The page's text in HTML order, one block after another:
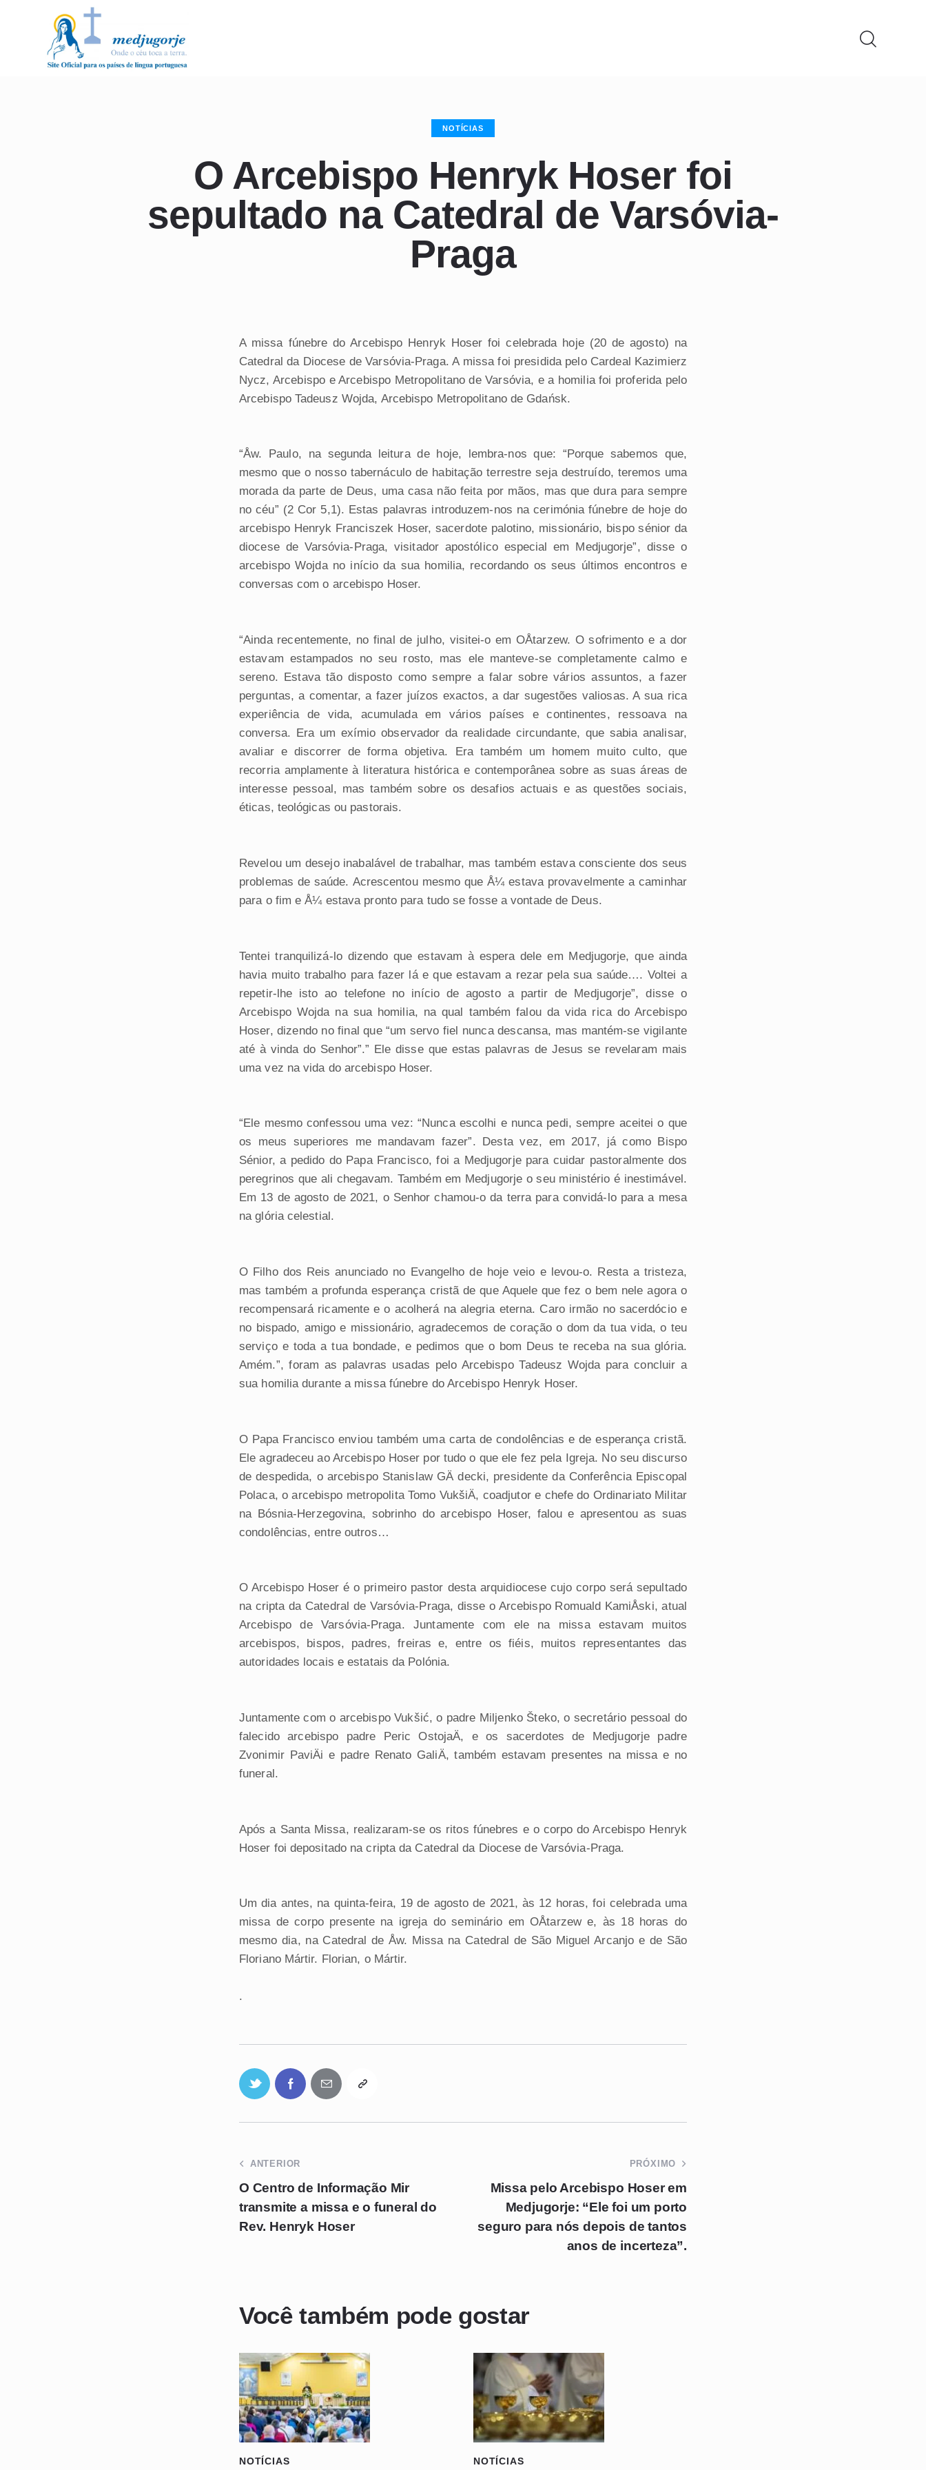
NOTÍCIAS
O Arcebispo Henryk Hoser foi
sepultado na Catedral de Varsóvia-
Praga
A missa fúnebre do Arcebispo Henryk Hoser foi celebrada hoje (20 de agosto) na
Catedral da Diocese de Varsóvia-Praga. A missa foi presidida pelo Cardeal Kazimierz
Nycz, Arcebispo e Arcebispo Metropolitano de Varsóvia, e a homilia foi proferida pelo
Arcebispo Tadeusz Wojda, Arcebispo Metropolitano de Gdańsk.
“Åw. Paulo, na segunda leitura de hoje, lembra-nos que: “Porque sabemos que,
mesmo que o nosso tabernáculo de habitação terrestre seja destruído, teremos uma
morada da parte de Deus, uma casa não feita por mãos, mas que dura para sempre
no céu” (2 Cor 5,1). Estas palavras introduzem-nos na cerimónia fúnebre de hoje do
arcebispo Henryk Franciszek Hoser, sacerdote palotino, missionário, bispo sénior da
diocese de Varsóvia-Praga, visitador apostólico especial em Medjugorje”, disse o
arcebispo Wojda no início da sua homilia, recordando os seus últimos encontros e
conversas com o arcebispo Hoser.
“Ainda recentemente, no final de julho, visitei-o em OÅtarzew. O sofrimento e a dor
estavam estampados no seu rosto, mas ele manteve-se completamente calmo e
sereno. Estava tão disposto como sempre a falar sobre vários assuntos, a fazer
perguntas, a comentar, a fazer juízos exactos, a dar sugestões valiosas. A sua rica
experiência de vida, acumulada em vários países e continentes, ressoava na
conversa. Era um exímio observador da realidade circundante, que sabia analisar,
avaliar e discorrer de forma objetiva. Era também um homem muito culto, que
recorria amplamente à literatura histórica e contemporânea sobre as suas áreas de
interesse pessoal, mas também sobre os desafios actuais e as questões sociais,
éticas, teológicas ou pastorais.
Revelou um desejo inabalável de trabalhar, mas também estava consciente dos seus
problemas de saúde. Acrescentou mesmo que Å¼ estava provavelmente a caminhar
para o fim e Å¼ estava pronto para tudo se fosse a vontade de Deus.
Tentei tranquilizá-lo dizendo que estavam à espera dele em Medjugorje, que ainda
havia muito trabalho para fazer lá e que estavam a rezar pela sua saúde…. Voltei a
repetir-lhe isto ao telefone no início de agosto a partir de Medjugorje”, disse o
Arcebispo Wojda na sua homilia, na qual também falou da vida rica do Arcebispo
Hoser, dizendo no final que “um servo fiel nunca descansa, mas mantém-se vigilante
até à vinda do Senhor”.” Ele disse que estas palavras de Jesus se revelaram mais
uma vez na vida do arcebispo Hoser.
“Ele mesmo confessou uma vez: “Nunca escolhi e nunca pedi, sempre aceitei o que
os meus superiores me mandavam fazer”. Desta vez, em 2017, já como Bispo
Sénior, a pedido do Papa Francisco, foi a Medjugorje para cuidar pastoralmente dos
peregrinos que ali chegavam. Também em Medjugorje o seu ministério é inestimável.
Em 13 de agosto de 2021, o Senhor chamou-o da terra para convidá-lo para a mesa
na glória celestial.
O Filho dos Reis anunciado no Evangelho de hoje veio e levou-o. Resta a tristeza,
mas também a profunda esperança cristã de que Aquele que fez o bem nele agora o
recompensará ricamente e o acolherá na alegria eterna. Caro irmão no sacerdócio e
no bispado, amigo e missionário, agradecemos de coração o dom da tua vida, o teu
serviço e toda a tua bondade, e pedimos que o bom Deus te receba na sua glória.
Amém.”, foram as palavras usadas pelo Arcebispo Tadeusz Wojda para concluir a
sua homilia durante a missa fúnebre do Arcebispo Henryk Hoser.
O Papa Francisco enviou também uma carta de condolências e de esperança cristã.
Ele agradeceu ao Arcebispo Hoser por tudo o que ele fez pela Igreja. No seu discurso
de despedida, o arcebispo Stanislaw GÄ decki, presidente da Conferência Episcopal
Polaca, o arcebispo metropolita Tomo VukšiÄ, coadjutor e chefe do Ordinariato Militar
na Bósnia-Herzegovina, sobrinho do arcebispo Hoser, falou e apresentou as suas
condolências, entre outros…
O Arcebispo Hoser é o primeiro pastor desta arquidiocese cujo corpo será sepultado
na cripta da Catedral de Varsóvia-Praga, disse o Arcebispo Romuald KamiÅski, atual
Arcebispo de Varsóvia-Praga. Juntamente com ele na missa estavam muitos
arcebispos, bispos, padres, freiras e, entre os fiéis, muitos representantes das
autoridades locais e estatais da Polónia.
Juntamente com o arcebispo Vukšić, o padre Miljenko Šteko, o secretário pessoal do
falecido arcebispo padre Peric OstojaÄ, e os sacerdotes de Medjugorje padre
Zvonimir PaviÄi e padre Renato GaliÄ, também estavam presentes na missa e no
funeral.
Após a Santa Missa, realizaram-se os ritos fúnebres e o corpo do Arcebispo Henryk
Hoser foi depositado na cripta da Catedral da Diocese de Varsóvia-Praga.
Um dia antes, na quinta-feira, 19 de agosto de 2021, às 12 horas, foi celebrada uma
missa de corpo presente na igreja do seminário em OÅtarzew e, às 18 horas do
mesmo dia, na Catedral de Åw. Missa na Catedral de São Miguel Arcanjo e de São
Floriano Mártir. Florian, o Mártir.
.
ANTERIOR
O Centro de Informação Mir
transmite a missa e o funeral do
Rev. Henryk Hoser
PRÓXIMO
Missa pelo Arcebispo Hoser em
Medjugorje: “Ele foi um porto
seguro para nós depois de tantos
anos de incerteza”.
Você também pode gostar
NOTÍCIAS NOTÍCIAS